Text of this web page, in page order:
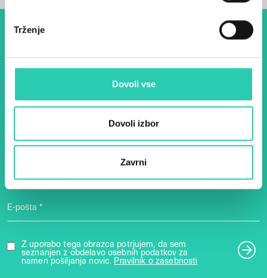
Trženje
Dovoli vse
Dovoli izbor
Zavrni
Dogodki, članki in zgodbe iz
evropske prestolnice kulture
– prijavite se na naš novičnik
in ostanite na tekočem z
našimi aktivnostmi.
Priimek *
E-pošta *
Z uporabo tega obrazca potrjujem, da sem
seznanjen z obdelavo osebnih podatkov za
namen pošiljanja novic.
Pravilnik o zasebnosti